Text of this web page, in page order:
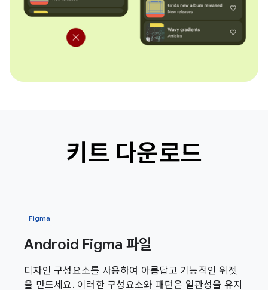
키트 다운로드
Figma
Android Figma 파일
디자인 구성요소를 사용하여 아름답고 기능적인 위젯
을 만드세요. 이러한 구성요소와 패턴은 일관성을 유지